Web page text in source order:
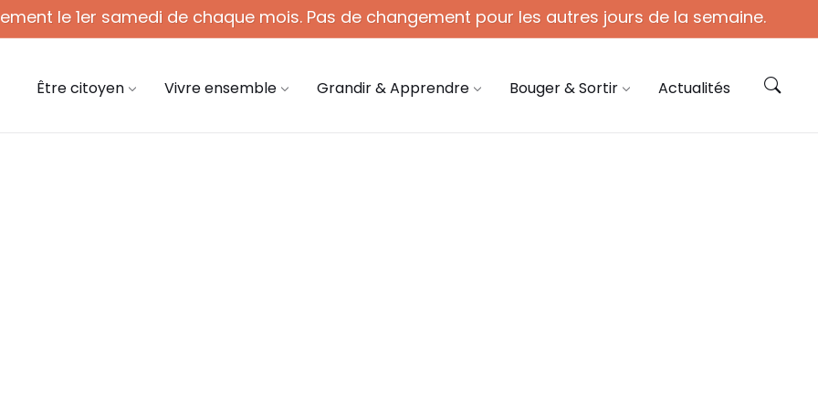
le 1er samedi de chaque mois. Pas de changement pour les autres jours de la semaine.
(1er sam. du mois)
Être citoyen Vivre ensemble Grandir & Apprendre Bouger & Sortir Actualités